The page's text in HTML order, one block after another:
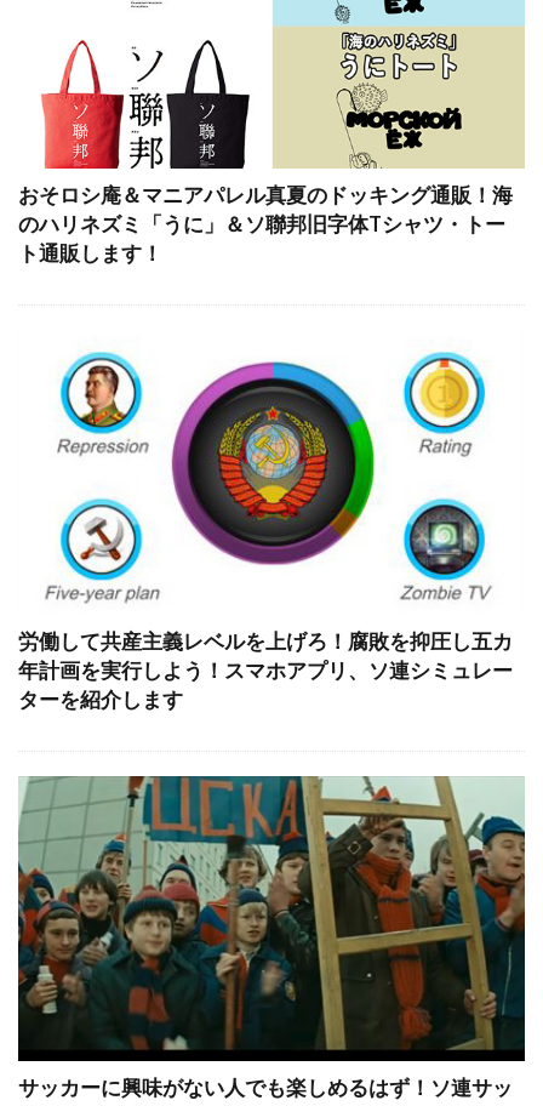
おそロシ庵＆マニアパレル真夏のドッキング通販！海
のハリネズミ「うに」＆ソ聯邦旧字体Tシャツ・トー
ト通販します！
労働して共産主義レベルを上げろ！腐敗を抑圧し五カ
年計画を実行しよう！スマホアプリ、ソ連シミュレー
ターを紹介します
サッカーに興味がない人でも楽しめるはず！ソ連サッ